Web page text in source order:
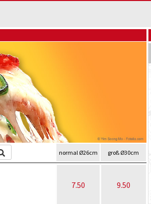
normal Ø26cm groß Ø30cm
7.50 9.50